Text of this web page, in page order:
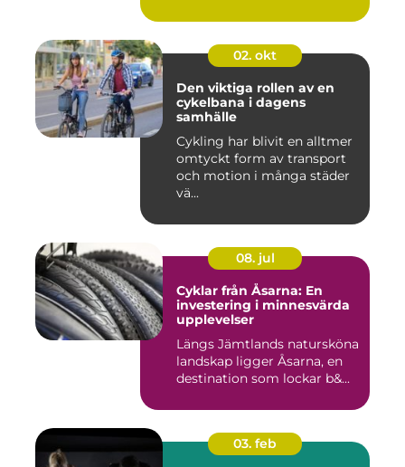
02. okt
Den viktiga rollen av en
cykelbana i dagens
samhälle
Cykling har blivit en alltmer
omtyckt form av transport
och motion i många städer
vä...
08. jul
Cyklar från Åsarna: En
investering i minnesvärda
upplevelser
Längs Jämtlands natursköna
landskap ligger Åsarna, en
destination som lockar b&...
03. feb